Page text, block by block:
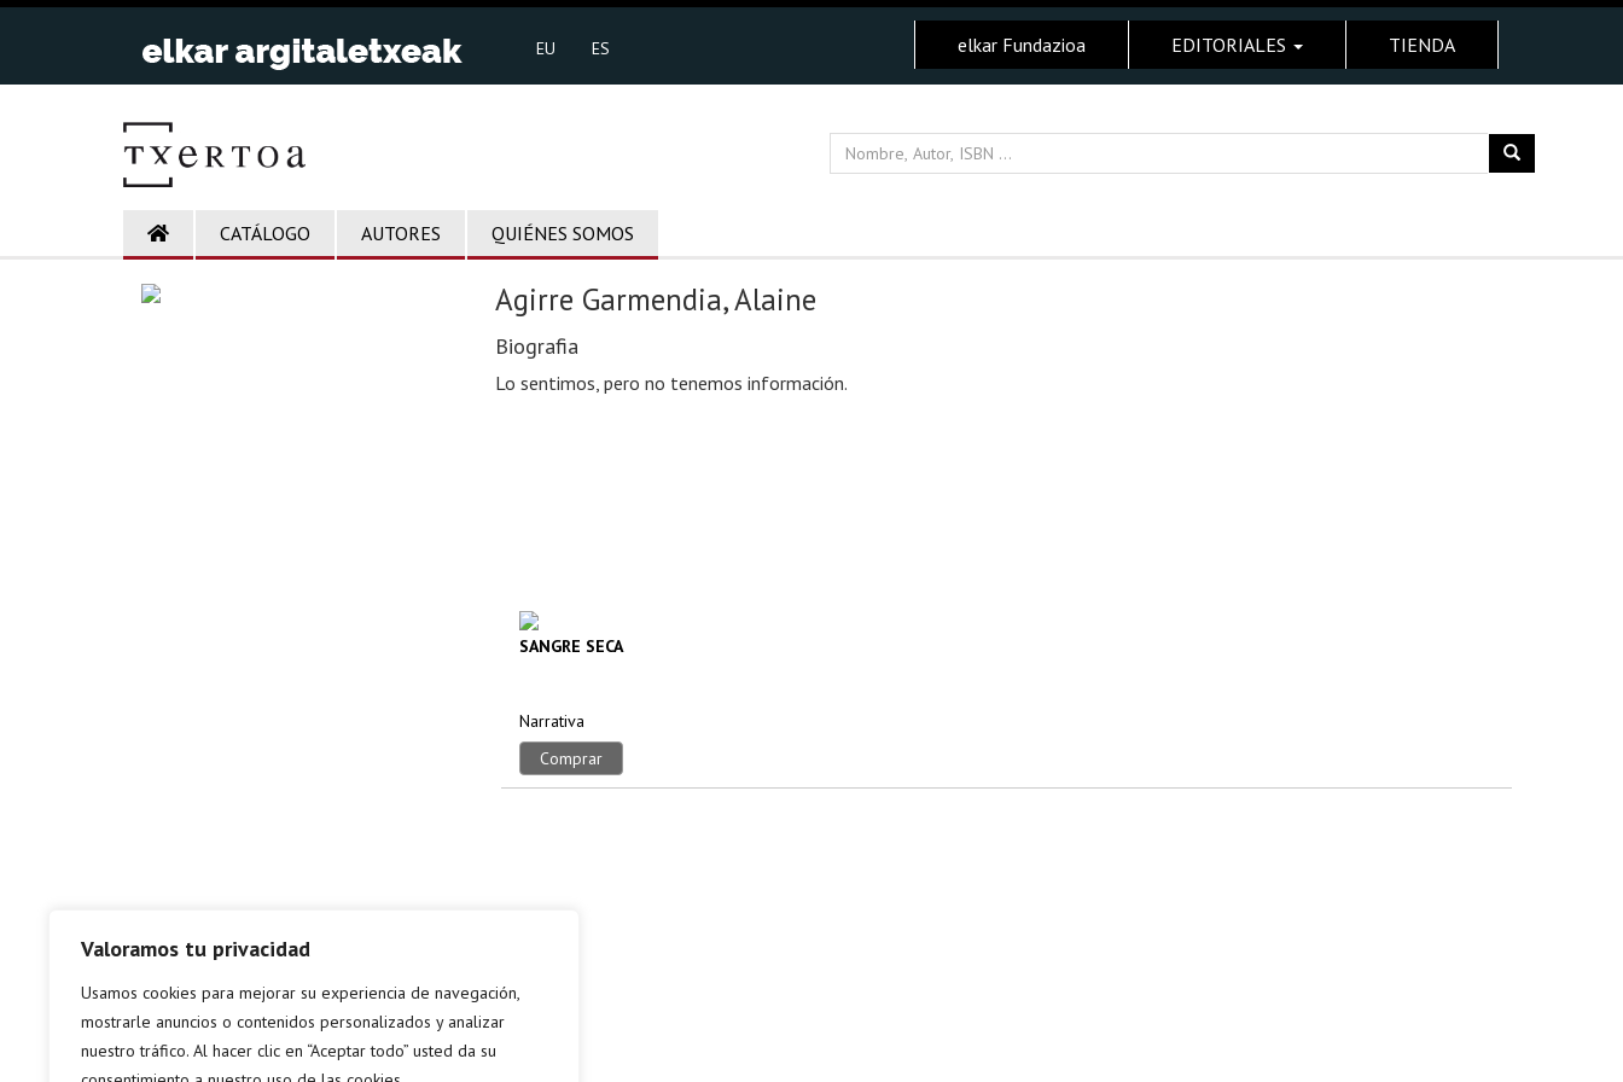
Valoramos tu privacidad
Usamos cookies para mejorar su experiencia de navegación,
mostrarle anuncios o contenidos personalizados y analizar
nuestro tráfico. Al hacer clic en “Aceptar todo” usted da su
EU ES elkar Fundazioa EDITORIALES TIENDA
CATÁLOGO AUTORES QUIÉNES SOMOS
Agirre Garmendia, Alaine
Biografia
Lo sentimos, pero no tenemos información.
SANGRE SECA
Narrativa
Comprar